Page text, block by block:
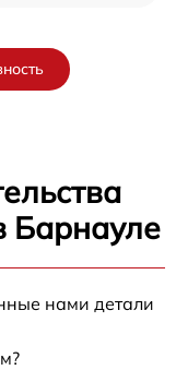
Барнауле
нами детали